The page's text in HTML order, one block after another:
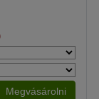
Megvásárolni